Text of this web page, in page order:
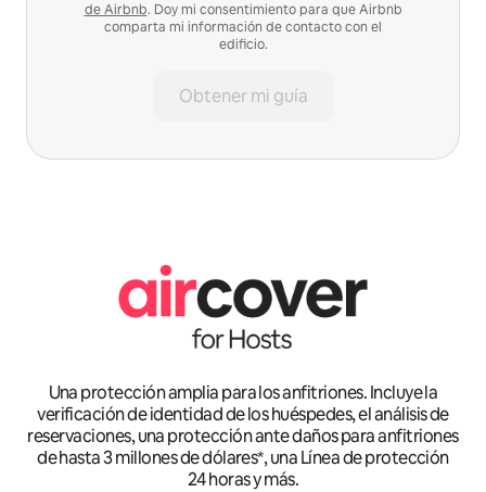
de Airbnb. Doy mi consentimiento para que Airbnb
comparta mi información de contacto con el
edificio.
Obtener mi guía
Una protección amplia para los anfitriones. Incluye la
verificación de identidad de los huéspedes, el análisis de
reservaciones, una protección ante daños para anfitriones
de hasta 3 millones de dólares*, una Línea de protección
24 horas y más.